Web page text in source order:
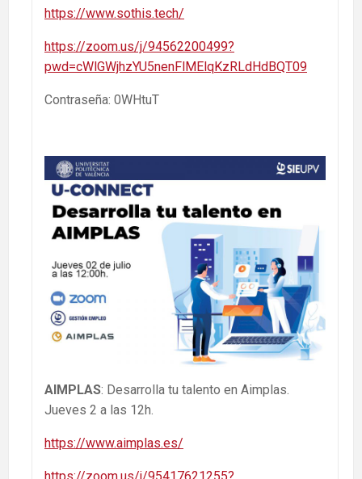
https://www.sothis.tech/
https://zoom.us/j/94562200499?
pwd=cWlGWjhzYU5nenFlMElqKzRLdHdBQT09
Contraseña: 0WHtuT
AIMPLAS: Desarrolla tu talento en Aimplas.
Jueves 2 a las 12h.
https://www.aimplas.es/
https://zoom.us/j/95417621255?